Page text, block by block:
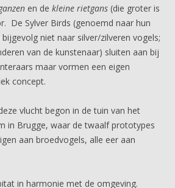
en de kleine rietgans (die groter is
De Sylver Birds (genoemd naar hun
niet naar silver/zilveren vogels;
van de kunstenaar) sluiten aan bij
maar vormen een eigen
concept.
vlucht begon in de tuin van het
in Brugge, waar de twaalf prototypes
aan broedvogels, alle eer aan
in harmonie met de omgeving.